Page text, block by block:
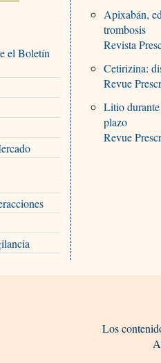
el Boletín
Apixabán,
trombosis
Revista
Cetirizina:
Revue
Litio
plazo
Revue
Los